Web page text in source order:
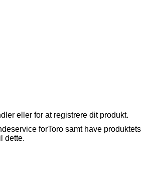
eller for at registrere dit produkt.
forTorosamt have produktets
dette.